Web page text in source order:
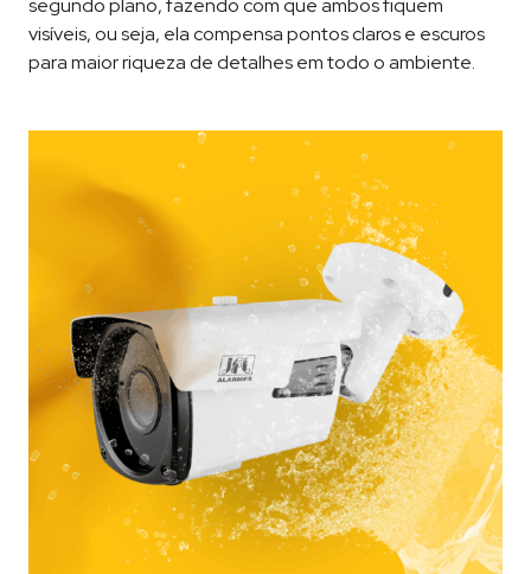
segundo plano, fazendo com que ambos fiquem
visíveis, ou seja, ela compensa pontos claros e escuros
para maior riqueza de detalhes em todo o ambiente.